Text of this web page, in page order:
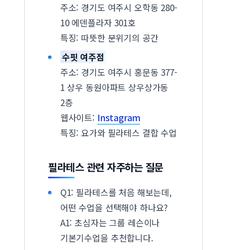
주소: 경기도 여주시 오학동 280-
10 에덴플라자 301호
특징: 따뜻한 분위기의 공간
수핏 여주점
주소: 경기도 여주시 홍문동 377-
1 상우 동원아파트 상우상가동
2층
웹사이트: Instagram
특징: 요가와 필라테스 결합 수업
필라테스 관련 자주하는 질문
Q1: 필라테스를 처음 해보는데,
어떤 수업을 선택해야 하나요?
A1: 초심자는 그룹 레슨이나
기본기수업을 추천합니다.